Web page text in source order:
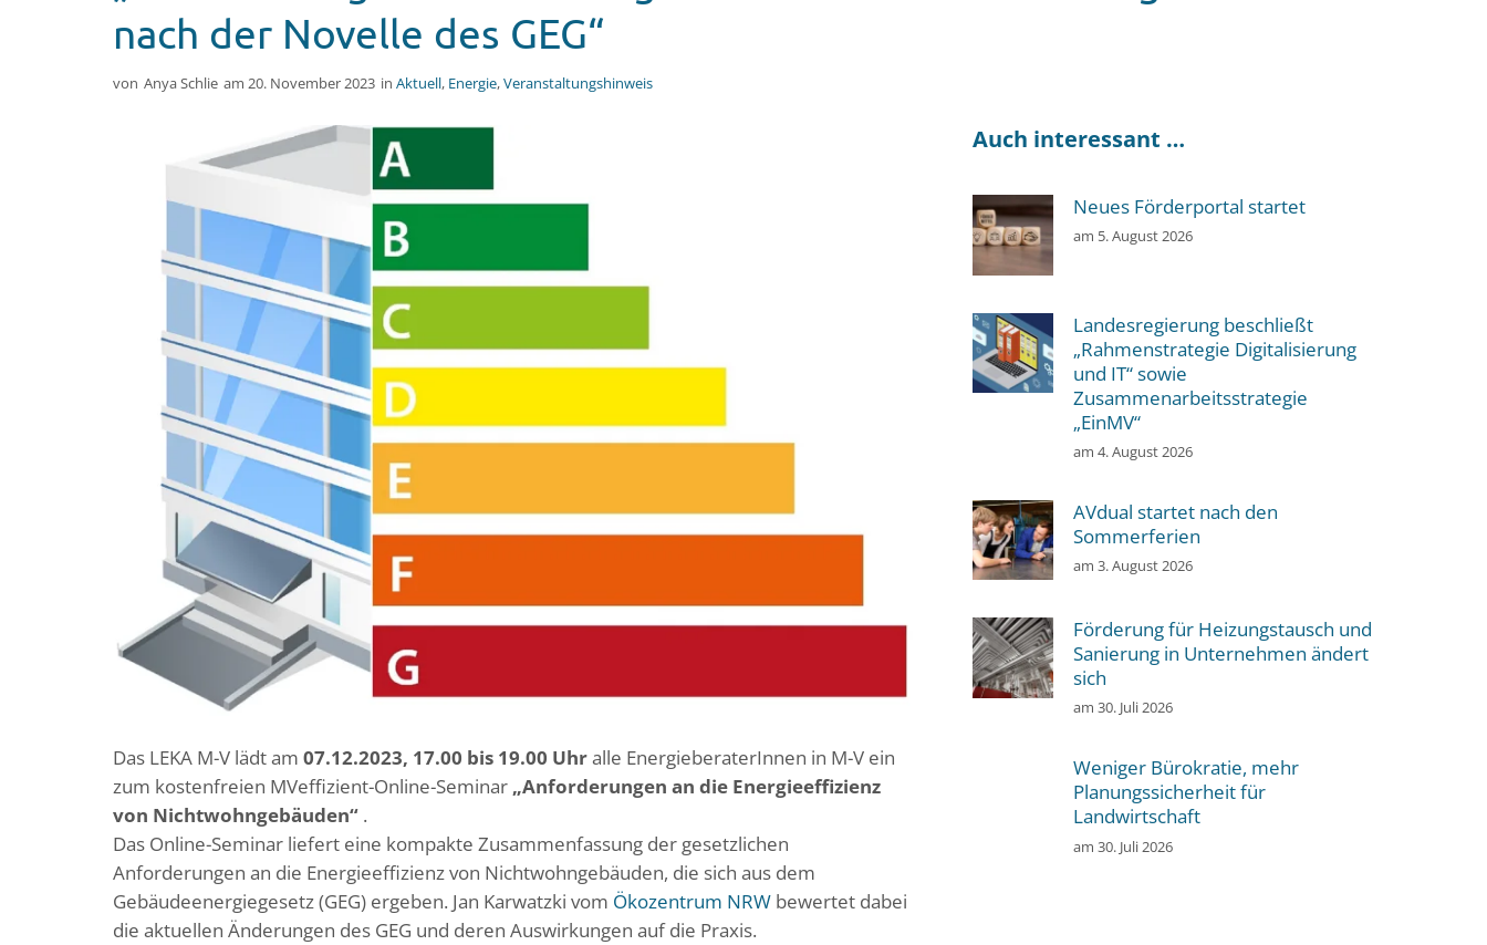
nach der Novelle des GEG“
von Anya Schlie am 20. November 2023 inAktuell, Energie,Veranstaltungshinweis
Das LEKA M-V lädt am 07.12.2023, 17.00 bis 19.00 Uhralle EnergieberaterInnen in M-V ein
zum kostenfreien MVeffizient-Online-Seminar „Anforderungen an die Energieeffizienz
von Nichtwohngebäuden“ .
Das Online-Seminar liefert eine kompakte Zusammenfassung der gesetzlichen
Anforderungen an die Energieeffizienz von Nichtwohngebäuden, die sich aus dem
Gebäudeenergiegesetz (GEG) ergeben. Jan Karwatzki vom Ökozentrum NRW bewertet dabei
die aktuellen Änderungen des GEG und deren Auswirkungen auf die Praxis.
Auch interessant …
Neues Förderportal startet
am 5. August 2026
Landesregierung beschließt
„Rahmenstrategie Digitalisierung
und IT“ sowie
Zusammenarbeitsstrategie
„EinMV“
am 4. August 2026
AVdual startet nach den
Sommerferien
am 3. August 2026
Förderung für Heizungstausch und
Sanierung in Unternehmen ändert
sich
am 30. Juli 2026
Weniger Bürokratie, mehr
Planungssicherheit für
Landwirtschaft
am 30. Juli 2026